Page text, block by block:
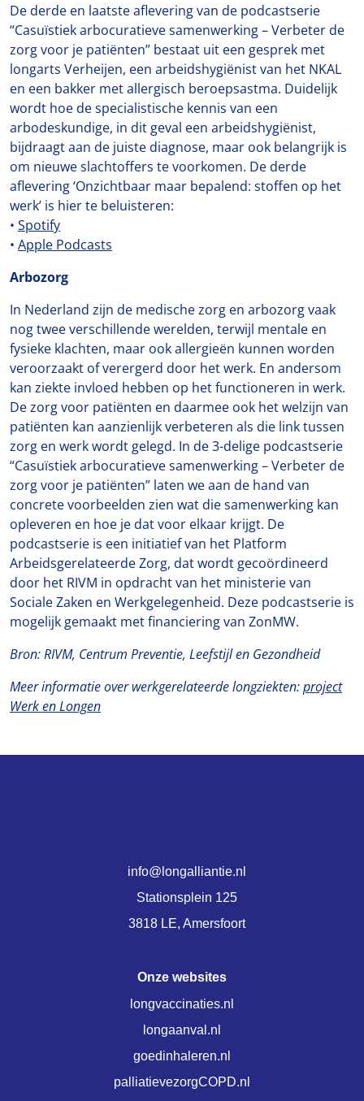
De derde en laatste aflevering van de podcastserie
“Casuïstiek arbocuratieve samenwerking – Verbeter de
zorg voor je patiënten” bestaat uit een gesprek met
longarts Verheijen, een arbeidshygiënist van het NKAL
en een bakker met allergisch beroepsastma. Duidelijk
wordt hoe de specialistische kennis van een
arbodeskundige, in dit geval een arbeidshygiënist,
bijdraagt aan de juiste diagnose, maar ook belangrijk is
om nieuwe slachtoffers te voorkomen. De derde
aflevering ‘Onzichtbaar maar bepalend: stoffen op het
werk’ is hier te beluisteren:
• Spotify
• Apple Podcasts
Arbozorg
In Nederland zijn de medische zorg en arbozorg vaak
nog twee verschillende werelden, terwijl mentale en
fysieke klachten, maar ook allergieën kunnen worden
veroorzaakt of verergerd door het werk. En andersom
kan ziekte invloed hebben op het functioneren in werk.
De zorg voor patiënten en daarmee ook het welzijn van
patiënten kan aanzienlijk verbeteren als die link tussen
zorg en werk wordt gelegd. In de 3-delige podcastserie
“Casuïstiek arbocuratieve samenwerking – Verbeter de
zorg voor je patiënten” laten we aan de hand van
concrete voorbeelden zien wat die samenwerking kan
opleveren en hoe je dat voor elkaar krijgt. De
podcastserie is een initiatief van het Platform
Arbeidsgerelateerde Zorg, dat wordt gecoördineerd
door het RIVM in opdracht van het ministerie van
Sociale Zaken en Werkgelegenheid. Deze podcastserie is
mogelijk gemaakt met financiering van ZonMW.
Bron: RIVM, Centrum Preventie, Leefstijl en Gezondheid
Meer informatie over werkgerelateerde longziekten:project
Werk en Longen
info@longalliantie.nl
Stationsplein 125
3818 LE, Amersfoort
Onze websites
longvaccinaties.nl
longaanval.nl
goedinhaleren.nl
palliatievezorgCOPD.nl